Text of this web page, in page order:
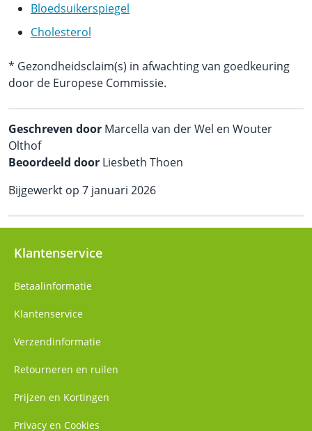
Bloedsuikerspiegel
Cholesterol
* Gezondheidsclaim(s) in afwachting van goedkeuring
door de Europese Commissie.
Geschreven door Marcella van der Wel en Wouter
Olthof
Beoordeeld door Liesbeth Thoen
Bijgewerkt op 7 januari 2026
Klantenservice
Betaalinformatie
Klantenservice
Verzendinformatie
Retourneren en ruilen
Prijzen en Kortingen
Privacy en Cookies